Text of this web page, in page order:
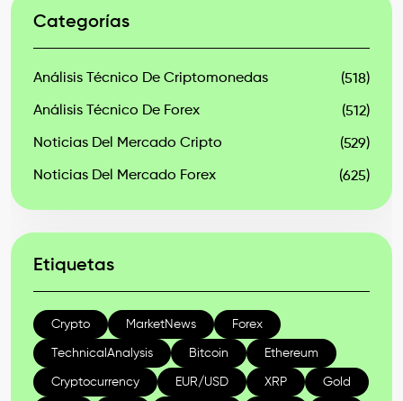
Categorías
Análisis Técnico De Criptomonedas (518)
Análisis Técnico De Forex (512)
Noticias Del Mercado Cripto (529)
Noticias Del Mercado Forex (625)
Etiquetas
Crypto MarketNews Forex
TechnicalAnalysis Bitcoin Ethereum
Cryptocurrency EUR/USD XRP Gold